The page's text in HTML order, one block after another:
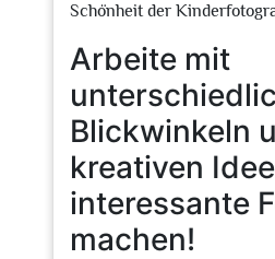
Schönheit der
Arbeite mit
Blickwinkeln
kreativen
interessante
machen!